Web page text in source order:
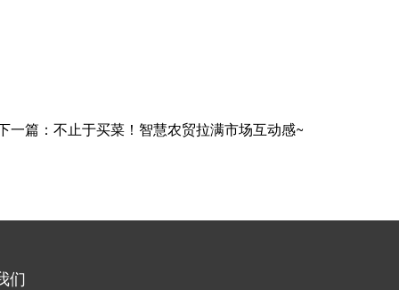
一篇：不止于买菜！智慧农贸拉满市场互动感~
们